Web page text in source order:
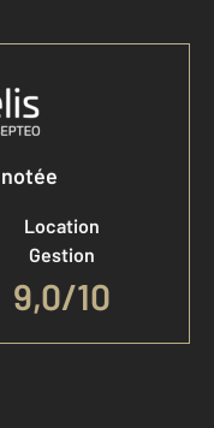
Location
Gestion
9,0/10